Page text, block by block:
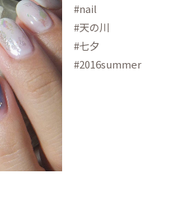
#nail
#天の川
#七夕
#2016summer